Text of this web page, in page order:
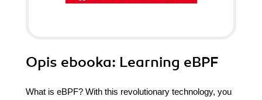
Opis ebooka: Learning eBPF
What is eBPF? With this revolutionary technology, you